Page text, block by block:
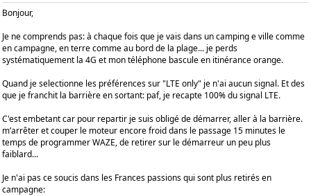
Bonjour,
Je ne comprends pas: à chaque fois que je vais dans un camping e ville comme
en campagne, en terre comme au bord de la plage... je perds
systématiquement la 4G et mon téléphone bascule en itinérance orange.
Quand je selectionne les préférences sur "LTE only" je n'ai aucun signal. Et des
que je franchit la barrière en sortant: paf, je recapte 100% du signal LTE.
C'est embetant car pour repartir je suis obligé de démarrer, aller à la barrière.
m’arrêter et couper le moteur encore froid dans le passage 15 minutes le
temps de programmer WAZE, de retirer sur le démarreur un peu plus
faiblard...
Je n'ai pas ce soucis dans les Frances passions qui sont plus retirés en
campagne: